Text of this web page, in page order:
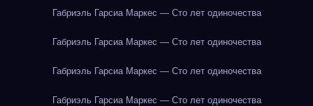
Габриэль Гарсиа Маркес — Сто лет одиночества
Габриэль Гарсиа Маркес — Сто лет одиночества
Габриэль Гарсиа Маркес — Сто лет одиночества
Габриэль Гарсиа Маркес — Сто лет одиночества